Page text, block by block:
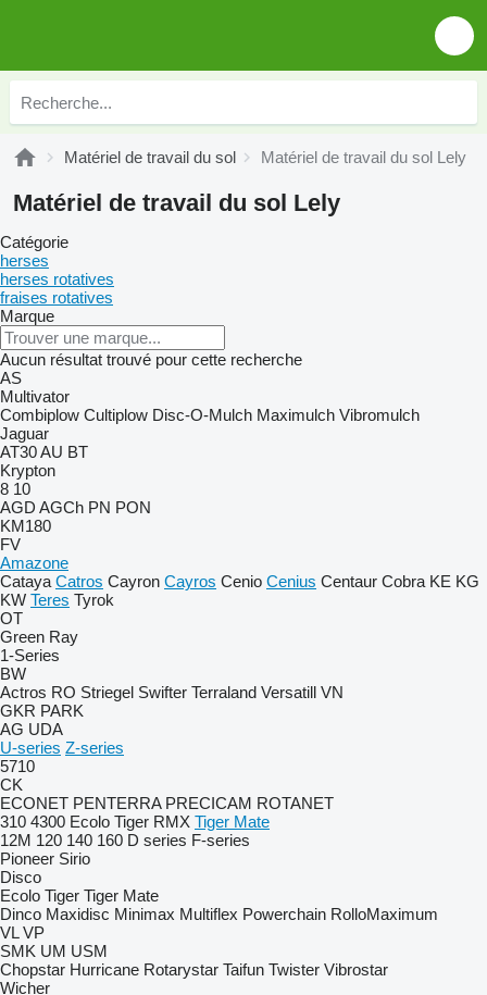
Matériel de travail du sol Matériel de travail du sol Lely
Matériel de travail du sol Lely
Catégorie
herses
herses rotatives
fraises rotatives
Marque
Aucun résultat trouvé pour cette recherche
AS
Multivator
Combiplow Cultiplow Disc-O-Mulch Maximulch Vibromulch
Jaguar
AT30AU BT
Krypton
8 10
AGD AGCh PN PON
KM180
FV
Amazone
Cataya Catros Cayron Cayros Cenio Cenius Centaur Cobra KE KG
KW Teres Tyrok
OT
Green Ray
1-Series
BW
Actros RO Striegel Swifter Terraland Versatill VN
GKR PARK
AG UDA
U-series Z-series
5710
CK
ECONET PENTERRA PRECICAM ROTANET
310 4300 Ecolo Tiger RMX Tiger Mate
12M 120 140 160 D series F-series
Pioneer Sirio
Disco
Ecolo Tiger Tiger Mate
Dinco Maxidisc Minimax Multiflex Powerchain RolloMaximum
VL VP
SMK UM USM
Chopstar Hurricane Rotarystar Taifun Twister Vibrostar
Wicher